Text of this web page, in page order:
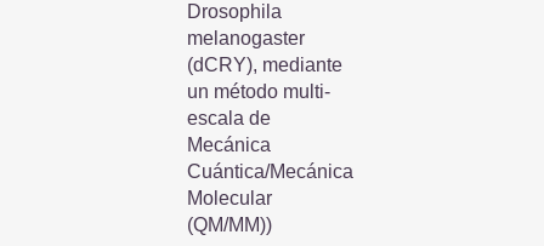
Drosophila
melanogaster
(dCRY), mediante
un método multi-
escala de
Mecánica
Cuántica/Mecánica
Molecular
(QM/MM))